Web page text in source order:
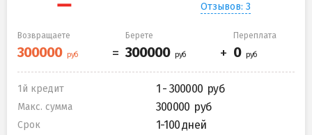
Отзывов: 3
Возвращаете Берете Переплата
1й кредит 1 - 300000
Макс. сумма 300000
Срок 1-100 дней